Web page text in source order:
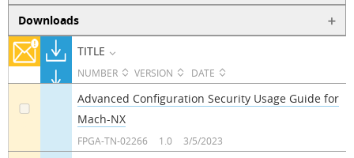
Downloads
TITLE
NUMBER VERSION DATE
Advanced Configuration Security Usage Guide for
Mach-NX
FPGA-TN-02266 1.0 3/5/2023